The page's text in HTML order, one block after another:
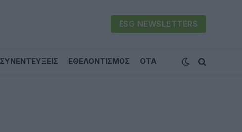
ESG NEWSLETTERS
ΣΥΝΕΝΤΕΥΞΕΙΣ ΕΘΕΛΟΝΤΙΣΜΟΣ ΟΤΑ